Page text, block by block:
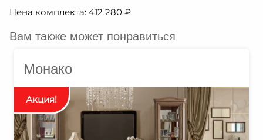
Цена комплекта: 412 280 ₽
Вам также может понравиться
Монако